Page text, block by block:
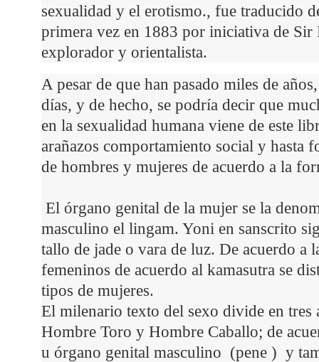
sexualidad y el erotismo., fue traducido
primera vez en 1883 por iniciativa de
explorador y orientalista.
A pesar de que han pasado miles de
días, y de hecho, se podría decir que
en la sexualidad humana viene de este
arañazos comportamiento social y hasta
de hombres y mujeres de acuerdo a la
El órgano genital de la mujer se la
masculino el lingam. Yoni en sanscrito
tallo de jade o vara de luz. De acuerdo a
femeninos de acuerdo al kamasutra se
tipos de mujeres.
El milenario texto del sexo divide en
Hombre Toro y Hombre Caballo; de
u órgano genital masculino (pene ) y